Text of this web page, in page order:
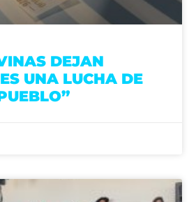
DEJAN
UNA LUCHA DE